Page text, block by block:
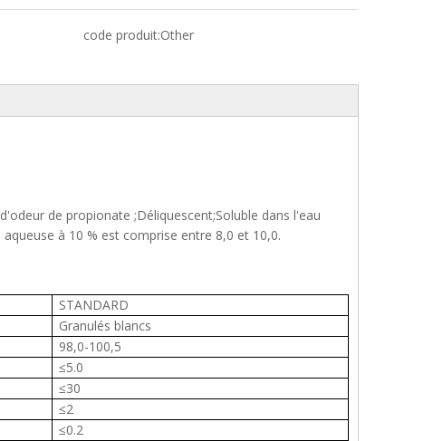
code produit:Other
de propionate ;Déliquescent;Soluble dans l'eau
à 10 % est comprise entre 8,0 et 10,0.
STANDARD
Granulés blancs
98,0-100,5
≤5.0
≤30
≤2
≤0.2